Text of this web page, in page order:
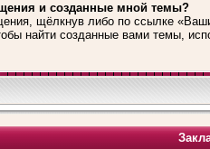
и созданные мной темы?
щёлкнув либо по ссылке
найти созданные вами темы,